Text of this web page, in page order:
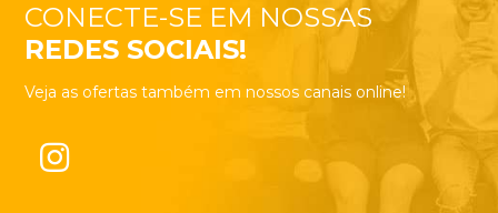
CONECTE-SE EM NOSSAS
REDES SOCIAIS!
Veja as ofertas também em nossos canais online!